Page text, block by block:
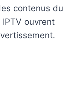
contenus du
ouvrent